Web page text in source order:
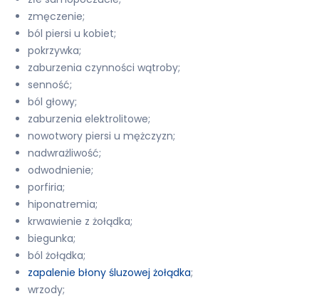
zmęczenie;
ból piersi u kobiet;
pokrzywka;
zaburzenia czynności wątroby;
senność;
ból głowy;
zaburzenia elektrolitowe;
nowotwory piersi u mężczyzn;
nadwrażliwość;
odwodnienie;
porfiria;
hiponatremia;
krwawienie z żołądka;
biegunka;
ból żołądka;
zapalenie błony śluzowej żołądka;
wrzody;